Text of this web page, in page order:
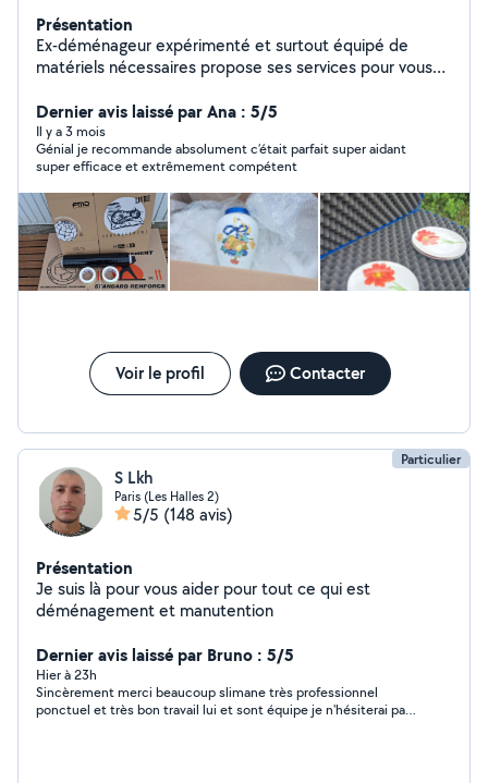
Présentation
Ex-déménageur expérimenté et surtout équipé de
matériels nécessaires propose ses services pour vous
emballage débarras des encombrants ouvert à toute
proposition ....!
Dernier avis laissé par Ana : 5/5
Il y a 3 mois
Génial je recommande absolument c’était parfait super aidant
super efficace et extrêmement compétent
Voir le profil Contacter
Particulier
S Lkh
Paris (Les Halles 2)
5/5 (148 avis)
Présentation
Je suis là pour vous aider pour tout ce qui est
déménagement et manutention
Dernier avis laissé par Bruno : 5/5
Hier à 23h
Sincèrement merci beaucoup slimane très professionnel
ponctuel et très bon travail lui et sont équipe je n'hésiterai pas